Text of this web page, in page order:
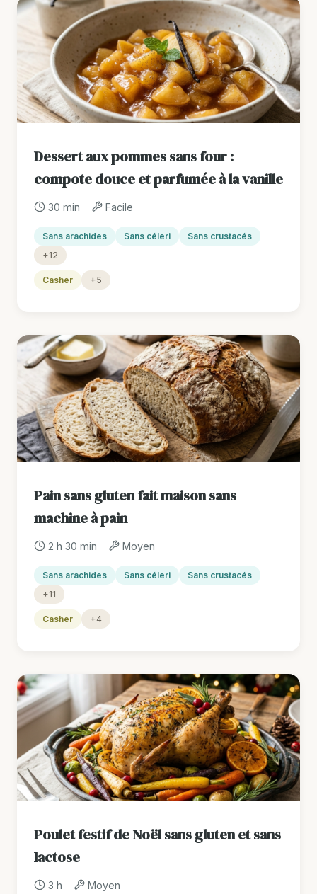
Dessert aux pommes sans four :
compote douce et parfumée à la vanille
30 min Facile
Sans arachides Sans céleri
Sans crustacés
+12
Casher +5
Pain sans gluten fait maison sans
machine à pain
2 h 30 min Moyen
Sans arachides Sans céleri
Sans crustacés
+11
Casher +4
Poulet festif de Noël sans gluten et sans
lactose
3 h Moyen